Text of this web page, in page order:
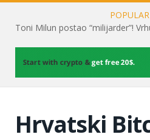
Hrvatski